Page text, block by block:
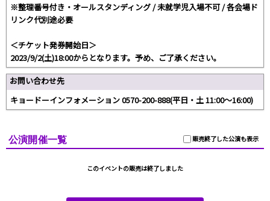
※整理番号付き・オールスタンディング / 未就学児入場不可 / 各会場ド
リンク代別途必要
＜チケット発券開始日＞
2023/9/2(土)18:00からとなります。予め、ご了承ください。
お問い合わせ先
キョードーインフォメーション 0570-200-888(平日・土 11:00〜16:00)
販売終了した公演も表示
公演開催一覧
このイベントの販売は終了しました